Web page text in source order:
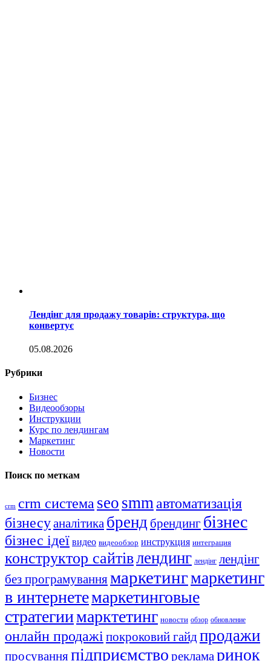
Лендінг для продажу товарів: структура, що
конвертує
05.08.2026
Рубрики
Бизнес
Видеообзоры
Инструкции
Курс по лендингам
Маркетинг
Новости
Поиск по меткам
crm crm система seo smmавтоматизація
бізнесуаналітика бренд брендинг бізнес
бізнес ідеї видео видеообзор инструкция интеграция
конструктор сайтівлендинг лендінг лендінг
без програмуваннямаркетингмаркетинг
в интернетемаркетинговые
стратегиимарктетинг новости обзор обновление
онлайн продажі покроковий гайдпродажи
просуванняпідприємство рекламаринок